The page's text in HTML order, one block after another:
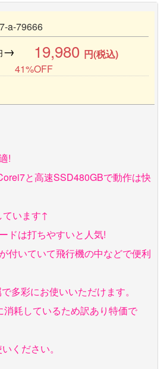
a-79666
→ 19,980 円(税込)
41%OFF
!
と高速SSD480GBで動作は快
ています↑
ドは打ちやすいと人気!
付いていて飛行機の中などで便利
多彩にお使いいただけます。
耗しているため訳あり特価で
ください。